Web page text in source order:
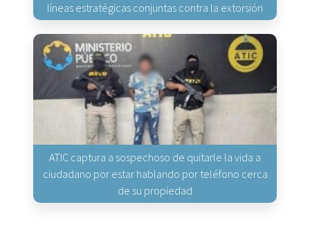
líneas estratégicas conjuntas contra la extorsión
ATIC captura a sospechoso de quitarle la vida a
ciudadano por estar hablando por teléfono cerca
de su propiedad